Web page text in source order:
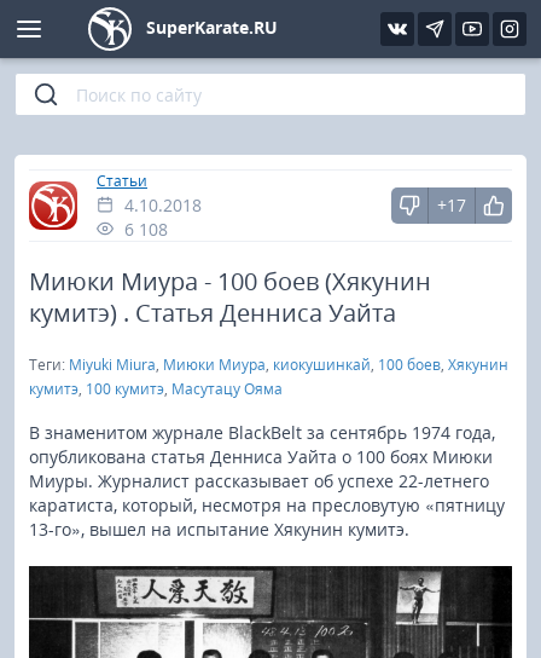
SuperKarate.RU
Главная
»
Статьи
4.10.2018
6 108
+17
Миюки Миура - 100 боев (Хякунин
кумитэ) . Статья Денниса Уайта
Теги: Miyuki Miura, Миюки Миура, киокушинкай, 100 боев, Хякунин
кумитэ, 100 кумитэ, Масутацу Ояма
В знаменитом журнале BlackBelt за сентябрь 1974 года,
опубликована статья Денниса Уайта о 100 боях Миюки
Миуры. Журналист рассказывает об успехе 22-летнего
каратиста, который, несмотря на пресловутую «пятницу
13-го», вышел на испытание Хякунин кумитэ.
Киокушинкай
Кёкусин (IFK)
Шинкиокушинкай
Кекусин-кан
Бокс
UFC и MMA
Муай тай
Фото
Видео
Интервью
Статьи
Уроки каратэ
Файлы
Библиотека